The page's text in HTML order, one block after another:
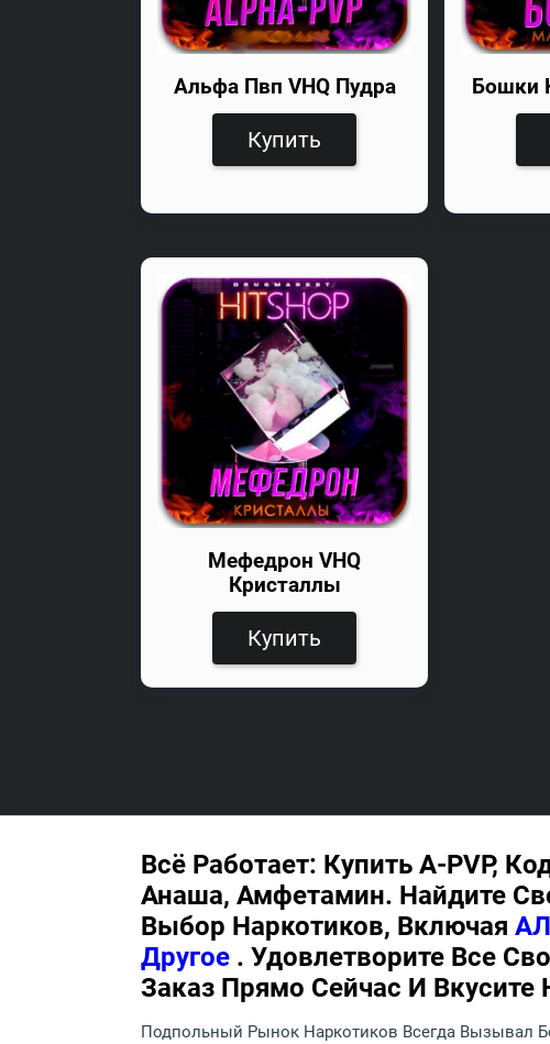
Альфа Пвп VHQ Пудра
Купить
Бошки
Мефедрон VHQ
Кристаллы
Купить
Всё Работает: Купить A-PVP,
Анаша, Амфетамин. Найдите
Выбор Наркотиков, Включая
Другое . Удовлетворите Все
Заказ Прямо Сейчас И Вкусите
Подпольный Рынок Наркотиков Всегда Вызывал